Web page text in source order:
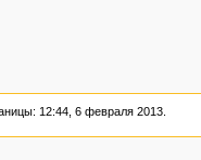
12:44, 6 февраля 2013.